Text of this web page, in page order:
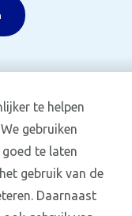
te helpen
gebruiken
te laten
gebruik van de
Daarnaast